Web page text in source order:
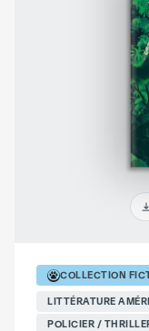
COLLECTION
LITTÉRATURE
POLICIER /